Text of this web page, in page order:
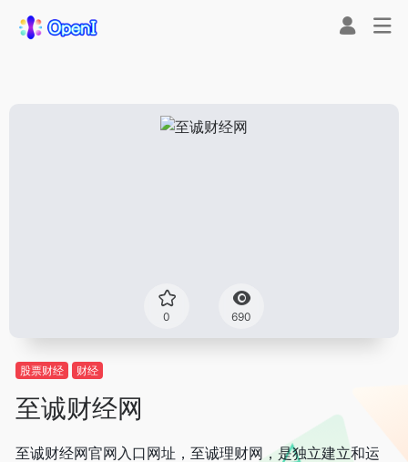
0 690
股票财经 财经
至诚财经网
至诚财经网官网入口网址，至诚理财网，是独立建立和运